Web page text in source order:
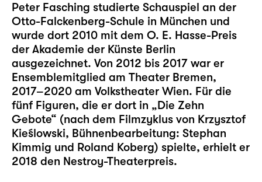
Peter Fasching studierte Schauspiel an der
Otto-Falckenberg-Schule in München und
wurde dort 2010 mit dem O. E. Hasse-Preis
der Akademie der Künste Berlin
ausgezeichnet. Von 2012 bis 2017 war er
Ensemblemitglied am Theater Bremen,
2017–2020 am Volkstheater Wien. Für die
fünf Figuren, die er dort in „Die Zehn
Gebote“ (nach dem Filmzyklus von Krzysztof
Kieślowski, Bühnenbearbeitung: Stephan
Kimmig und Roland Koberg) spielte, erhielt er
2018 den Nestroy-Theaterpreis.